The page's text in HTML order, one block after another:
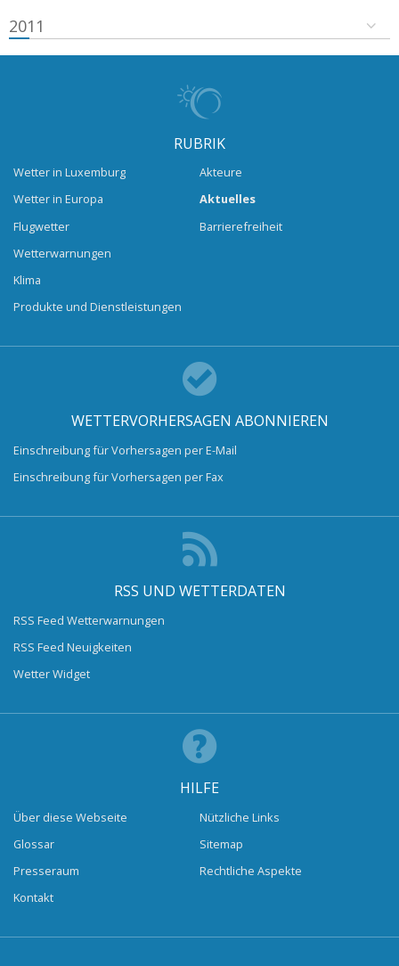
2011
RUBRIK
Wetter in Luxemburg
Wetter in Europa
Flugwetter
Wetterwarnungen
Klima
Produkte und Dienstleistungen
Akteure
Aktuelles
Barrierefreiheit
WETTERVORHERSAGEN ABONNIEREN
Einschreibung für Vorhersagen per E-Mail
Einschreibung für Vorhersagen per Fax
RSS UND WETTERDATEN
RSS Feed Wetterwarnungen
RSS Feed Neuigkeiten
Wetter Widget
HILFE
Über diese Webseite
Glossar
Presseraum
Kontakt
Nützliche Links
Sitemap
Rechtliche Aspekte